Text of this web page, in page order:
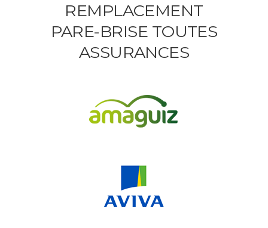
REMPLACEMENT
PARE-BRISE TOUTES
ASSURANCES